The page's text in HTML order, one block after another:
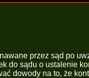
przez sąd po
do sądu o ustalenie
dowody na to, że